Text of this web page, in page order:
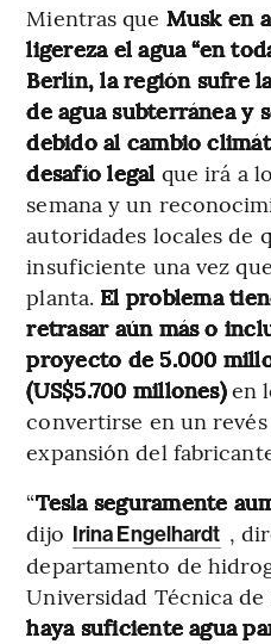
Mientras que Musk en
ligereza el agua “en
Berlín, la región sufre
de agua subterránea y
debido al cambio
desafío legal que irá a
semana y un
autoridades locales de
insuficiente una vez
planta. El problema
retrasar aún más o
proyecto de 5.000
(US$5.700 millones)en
convertirse en un
expansión del
“Tesla seguramente
dijo Irina Engelhardt ,
departamento de
Universidad Técnica de
haya suficiente agua